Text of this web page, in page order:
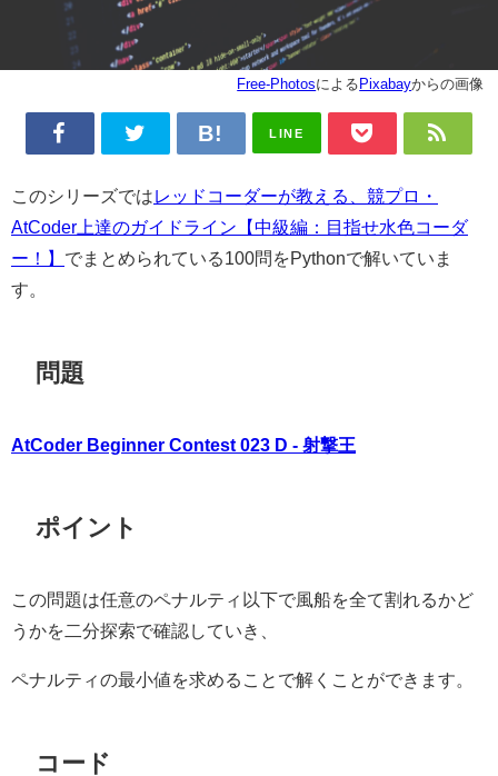
Free-Photosによる Pixabayからの画像
LINE
このシリーズではレッドコーダーが教える、競プロ・
AtCoder上達のガイドライン【中級編：目指せ水色コーダ
ー！】 でまとめられている100問をPythonで解いていま
す。
問題
AtCoder Beginner Contest 023 D - 射撃王
ポイント
この問題は任意のペナルティ以下で風船を全て割れるかど
うかを二分探索で確認していき、
ペナルティの最小値を求めることで解くことができます。
コード